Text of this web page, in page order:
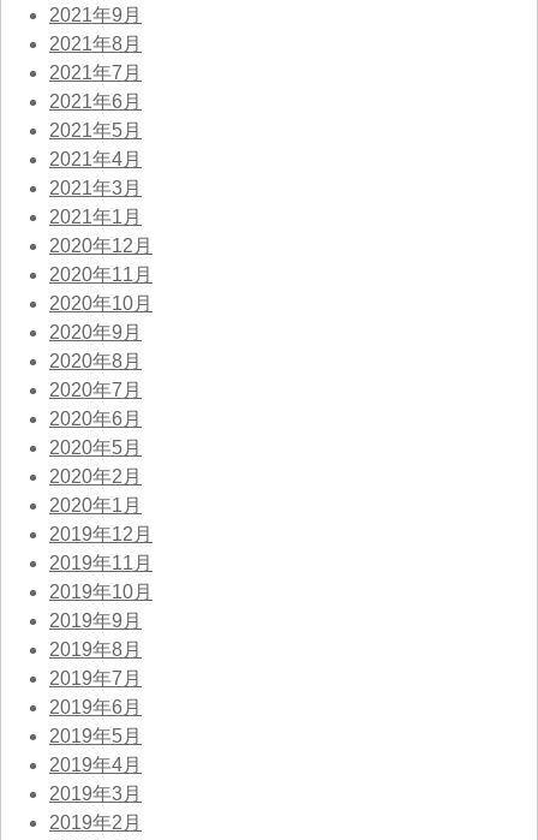
2021年9月
2021年8月
2021年7月
2021年6月
2021年5月
2021年4月
2021年3月
2021年1月
2020年12月
2020年11月
2020年10月
2020年9月
2020年8月
2020年7月
2020年6月
2020年5月
2020年2月
2020年1月
2019年12月
2019年11月
2019年10月
2019年9月
2019年8月
2019年7月
2019年6月
2019年5月
2019年4月
2019年3月
2019年2月